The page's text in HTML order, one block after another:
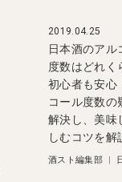
2019.04.25
日本酒のアル
度数はどれく
初心者も安心
コール度数の
解決し、美味
しむコツを解
酒スト編集部|